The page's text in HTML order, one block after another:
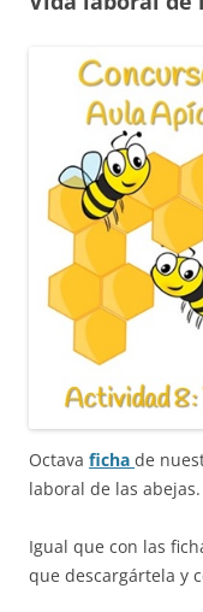
Octava ficha de
laboral de las abejas.
Igual que con las
que descargártela y